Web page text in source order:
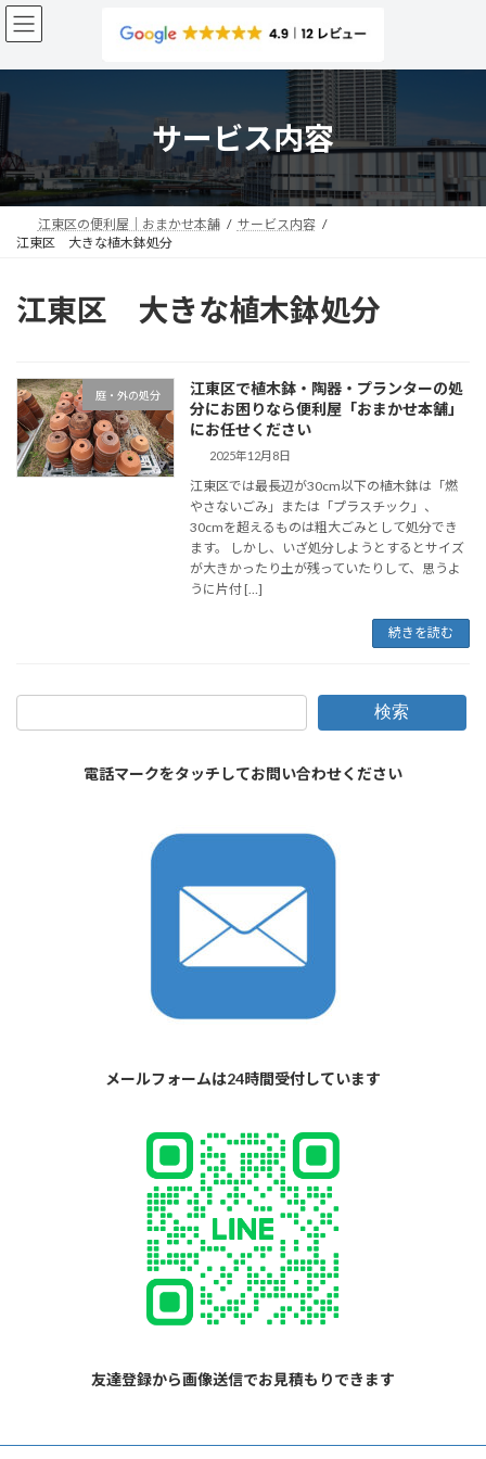
コ
ン
ン
ツ
キ
ッ
プ
ナ
ビ
ー
シ
に
移
動
サービス内容
江東区の便利屋｜おまかせ本舗
サービス内容
江東区 大きな植木鉢処分
江東区 大きな植木鉢処分
庭・外の処分
江東区で植木鉢・陶器・プランターの処
分にお困りなら便利屋「おまかせ本舗」
にお任せください
2025年12月8日
江東区では最長辺が30cm以下の植木鉢は「燃
やさないごみ」または「プラスチック」、
30cmを超えるものは粗大ごみとして処分でき
ます。 しかし、いざ処分しようとするとサイズ
が大きかったり土が残っていたりして、思うよ
うに片付 […]
続きを読む
検索
電話マークをタッチしてお問い合わせください
メールフォームは24時間受付しています
友達登録から画像送信でお見積もりできます